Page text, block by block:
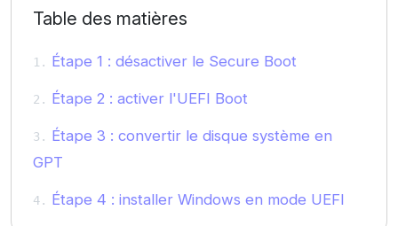
Table des matières
Étape 1 : désactiver le Secure Boot
Étape 2 : activer l'UEFI Boot
Étape 3 : convertir le disque système en
GPT
Étape 4 : installer Windows en mode UEFI